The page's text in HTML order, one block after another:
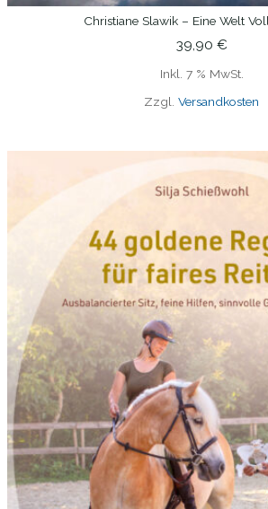
IN DEN WARENKORB
Christiane Slawik – Eine Welt
39,90 €
Inkl. 7 % MwSt.
Zzgl. Versandkosten